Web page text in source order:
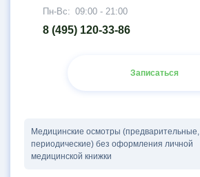
Пн-Вс: 09:00 - 21:00
8 (495) 120-33-86
Записаться
Медицинские осмотры (предварительные,
периодические) без оформления личной
медицинской книжки